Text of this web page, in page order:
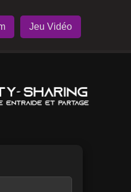
Jeu Vidéo